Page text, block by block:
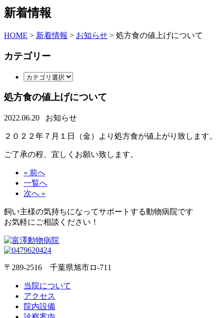
新着情報
HOME > 新着情報 > お知らせ > 処方食の値上げについて
カテゴリー
処方食の値上げについて
2022.06.20 お知らせ
２０２２年７月１日（金）より処方食が値上がり致します。
ご了承の程、宜しくお願い致します。
« 前へ
一覧へ
次へ »
飼い主様の気持ちになってサポートする動物病院です
お気軽にご相談ください！
〒289-2516 千葉県旭市ロ-711
当院について
アクセス
院内設備